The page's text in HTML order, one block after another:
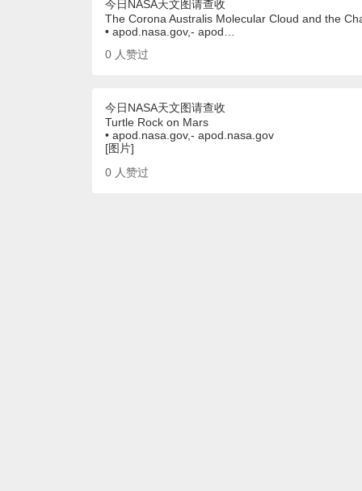
今日NASA天文图请查收
The Corona Australis Molecular Cloud and the
• apod.nasa.gov,- apod…
0 人赞过
今日NASA天文图请查收
Turtle Rock on Mars
• apod.nasa.gov,- apod.nasa.gov
[图片]
0 人赞过